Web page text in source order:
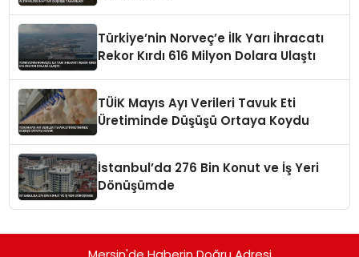
Türkiye’nin Norveç’e İlk Yarı İhracatı
Rekor Kırdı 616 Milyon Dolara Ulaştı
TÜİK Mayıs Ayı Verileri Tavuk Eti
Üretiminde Düşüşü Ortaya Koydu
İstanbul’da 276 Bin Konut ve İş Yeri
Dönüşümde